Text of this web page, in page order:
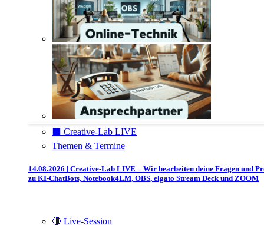
⬛️ Creative-Lab LIVE
Themen & Termine
14.08.2026 | Creative-Lab LIVE – Wir bearbeiten deine Fragen und
zu KI-ChatBots, Notebook4LM, OBS, elgato Stream Deck und ZOOM
🔴 Live-Session